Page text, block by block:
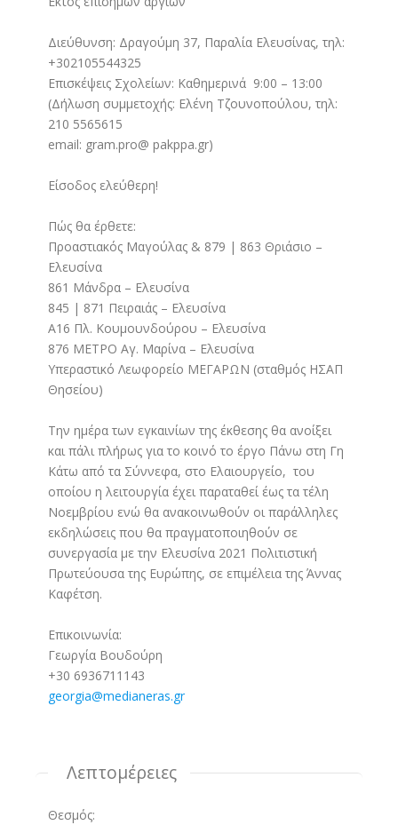
Διεύθυνση: Δραγούμη 37, Παραλία Ελευσίνας, τηλ:
+302105544325
Επισκέψεις Σχολείων: Kαθημερινά 9:00 – 13:00
(Δήλωση συμμετοχής: Ελένη Τζουνοπούλου, τηλ:
210 5565615
email: gram.pro@ pakppa.gr)
Είσοδος ελεύθερη!
Πώς θα έρθετε:
Προαστιακός Μαγούλας & 879 | 863 Θριάσιο –
Ελευσίνα
861 Μάνδρα – Ελευσίνα
845 | 871 Πειραιάς – Ελευσίνα
Α16 Πλ. Κουμουνδούρου – Ελευσίνα
876 ΜΕΤΡΟ Αγ. Μαρίνα – Ελευσίνα
Υπεραστικό Λεωφορείο ΜΕΓΑΡΩΝ (σταθμός ΗΣΑΠ
Θησείου)
Την ημέρα των εγκαινίων της έκθεσης θα ανοίξει
και πάλι πλήρως για το κοινό το έργο Πάνω στη Γη
Κάτω από τα Σύννεφα, στο Ελαιουργείο, του
οποίου η λειτουργία έχει παραταθεί έως τα τέλη
Νοεμβρίου ενώ θα ανακοινωθούν οι παράλληλες
εκδηλώσεις που θα πραγματοποιηθούν σε
συνεργασία με την Ελευσίνα 2021 Πολιτιστική
Πρωτεύουσα της Ευρώπης, σε επιμέλεια της Άννας
Καφέτση.
Επικοινωνία:
Γεωργία Βουδούρη
+30 6936711143
georgia@medianeras.gr
Λεπτομέρειες
Θεσμός: